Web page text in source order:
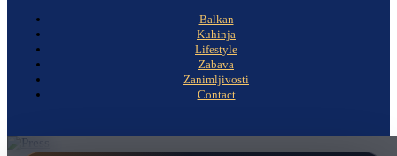
Balkan
Kuhinja
Lifestyle
Zabava
Zanimljivosti
Contact